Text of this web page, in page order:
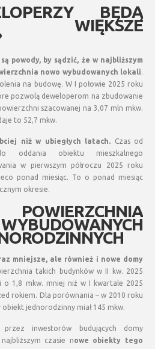
BĘDĄ
WIĘKSZE
są powody, by sądzić, że w najbliższym
nowo wybudowanych lokali.
na budowę. W I połowie 2025 roku
pozwolą deweloperom na zbudowanie
szacowanej na 3,07 mln mkw.
to 52,7 mkw.
niż w ubiegłych latach. Czas od
oddania obiektu mieszkalnego
w pierwszym półroczu 2025 roku
ponad miesiąc. To o ponad miesiąc
okresie.
mniejsze, ale również i nowe domy
takich budynków w II kw. 2025
o 1,8 mkw. mniej niż w I kwartale 2025
rokiem. Dla porównania – w 2010 roku
jednorodzinny miał 145 mkw.
inwestorów budujących domy
czasie nowe obiekty tego